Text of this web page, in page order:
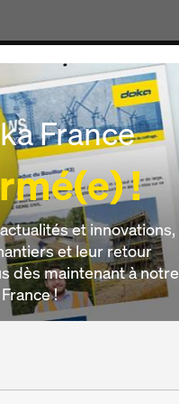
Actualités Carrière
France
!
et innovations,
et leur retour
dès maintenant à notre
!